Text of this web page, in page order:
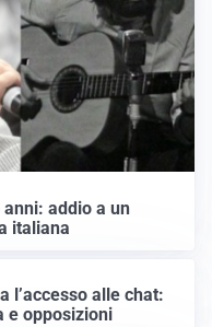
addio a un
italiana
l’accesso alle chat:
e opposizioni